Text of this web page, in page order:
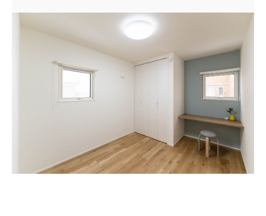
子供室は、長く好きでいられるような大人カラーのクロ
スを採用し、スタディデスクを造作した